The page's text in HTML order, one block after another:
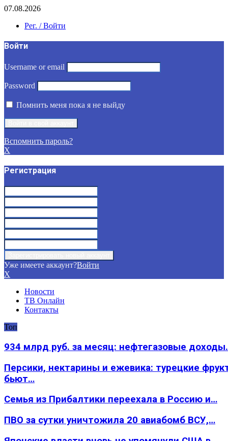
07.08.2026
Рег. / Войти
Войти
Username or email
Password
Помнить меня пока я не выйду
Вспомнить пароль?
X
Регистрация
Уже имеете аккаунт?Войти
X
Новости
ТВ Онлайн
Контакты
Топ
934 млрд руб. за месяц: нефтегазовые
Персики, нектарины и ежевика: турецкие
бьют…
Семья из Прибалтики переехала в Россию и…
ПВО за сутки уничтожила 20 авиабомб ВСУ,…